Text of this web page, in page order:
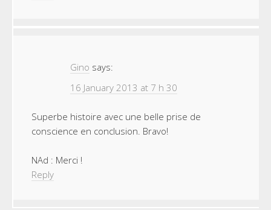
Gino says:
16 January 2013 at 7 h 30
Superbe histoire avec une belle prise de
conscience en conclusion. Bravo!
NAd : Merci !
Reply